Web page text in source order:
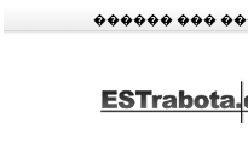
������ ���